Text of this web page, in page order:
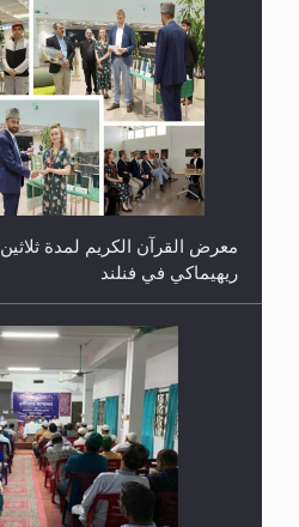
معرض القرآن الكريم لمدة
ريهيماكي في فنلند